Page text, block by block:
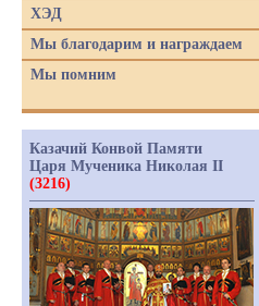
ХЭД
Мы благодарим и награждаем
Мы помним
Казачий Конвой Памяти
Царя Мученика Николая II
(3216)